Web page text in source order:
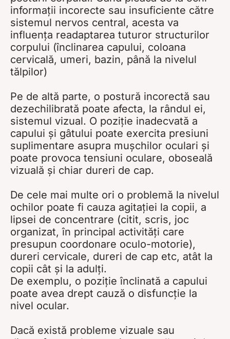
informații incorecte sau insuficiente către
sistemul nervos central, acesta va
influența readaptarea tuturor structurilor
corpului (înclinarea capului, coloana
cervicală, umeri, bazin, până la nivelul
tălpilor)
Pe de altă parte, o postură incorectă sau
dezechilibrată poate afecta, la rândul ei,
sistemul vizual. O poziție inadecvată a
capului și gâtului poate exercita presiuni
suplimentare asupra mușchilor oculari și
poate provoca tensiuni oculare, oboseală
vizuală și chiar dureri de cap.
De cele mai multe ori o problemă la nivelul
ochilor poate fi cauza agitației la copii, a
lipsei de concentrare (citit, scris, joc
organizat, în principal activități care
presupun coordonare oculo-motorie),
dureri cervicale, dureri de cap etc, atât la
copii cât și la adulți.
De exemplu, o poziție înclinată a capului
poate avea drept cauză o disfuncție la
nivel ocular.
Dacă există probleme vizuale sau